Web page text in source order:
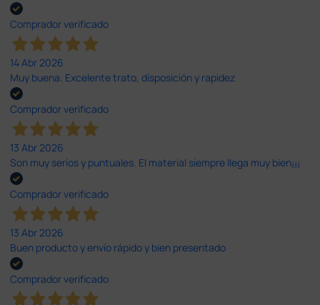
Comprador verificado
14 Abr 2026
Muy buena. Excelente trato, disposición y rapidez
Comprador verificado
13 Abr 2026
Son muy serios y puntuales. El material siempre llega muy bien¡¡¡
Comprador verificado
13 Abr 2026
Buen producto y envío rápido y bien presentado
Comprador verificado